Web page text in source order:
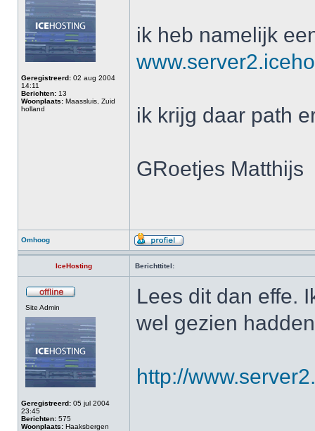
Geregistreerd: 02 aug 2004
14:11
Berichten: 13
Woonplaats: Maassluis, Zuid
holland
ik heb namelijk
ik krijg daar path
GRoetjes Matthijs
Omhoog
IceHosting Berichttitel:
Site Admin
Geregistreerd: 05 jul 2004
23:45
Berichten: 575
Woonplaats: Haaksbergen
Lees dit dan effe.
wel gezien
http://